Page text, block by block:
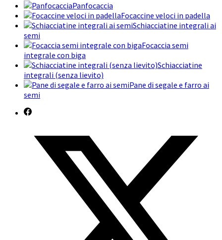
Panfocaccia
Focaccine veloci in padella
Schiacciatine integrali ai
semi
Focaccia semi
integrale con biga
Schiacciatine
integrali (senza lievito)
Pane di segale e farro ai
semi